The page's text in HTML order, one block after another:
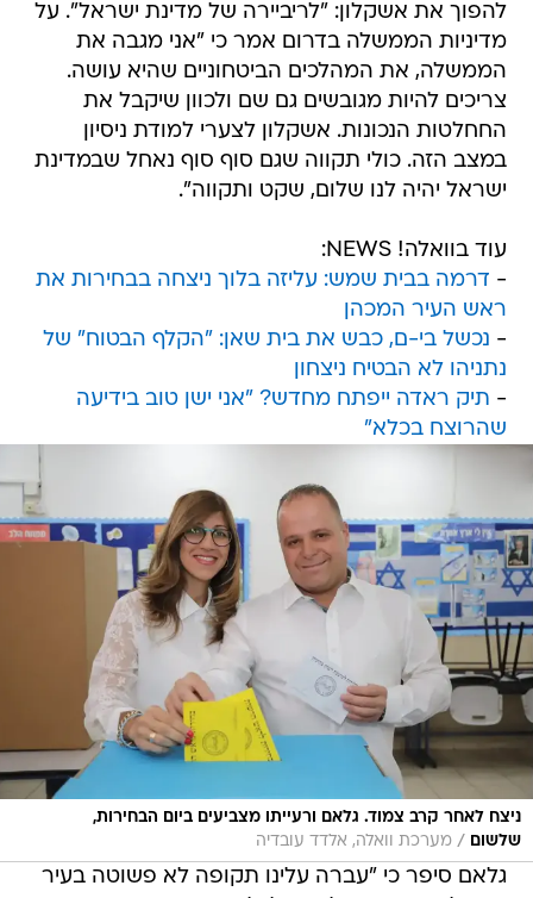
להפוך את אשקלון: "לריביירה של מדינת ישראל". על
מדיניות הממשלה בדרום אמר כי "אני מגבה את
הממשלה, את המהלכים הביטחוניים שהיא עושה.
צריכים להיות מגובשים גם שם ולכוון שיקבל את
החחלטות הנכונות. אשקלון לצערי למודת ניסיון
במצב הזה. כולי תקווה שגם סוף סוף נאחל שבמדינת
ישראל יהיה לנו שלום, שקט ותקווה".
עוד בוואלה! NEWS:
- דרמה בבית שמש: עליזה בלוך ניצחה בבחירות את
ראש העיר המכהן
- נכשל בי-ם, כבש את בית שאן: "הקלף הבטוח" של
נתניהו לא הבטיח ניצחון
- תיק ראדה ייפתח מחדש? "אני ישן טוב בידיעה
שהרוצח בכלא"
ניצח לאחר קרב צמוד. גלאם ורעייתו מצביעים ביום הבחירות,
שלשום
/ מערכת וואלה, אלדד עובדיה
גלאם סיפר כי "עברה עלינו תקופה לא פשוטה בעיר